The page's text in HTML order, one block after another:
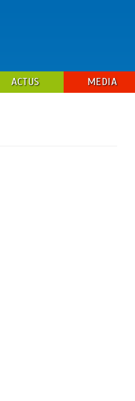
ACTUS MEDIA